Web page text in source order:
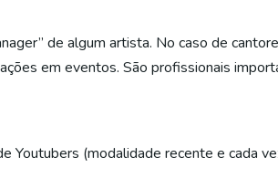
de algum artista. No caso de
em eventos. São profissionais
(modalidade recente e cada